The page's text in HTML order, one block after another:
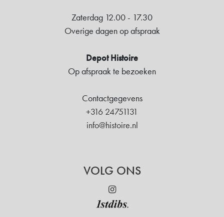
Zaterdag 12.00 - 17.30
Overige dagen op afspraak
Depot Histoire
Op afspraak te bezoeken
Contactgegevens
+316 24751131
info@histoire.nl
VOLG ONS